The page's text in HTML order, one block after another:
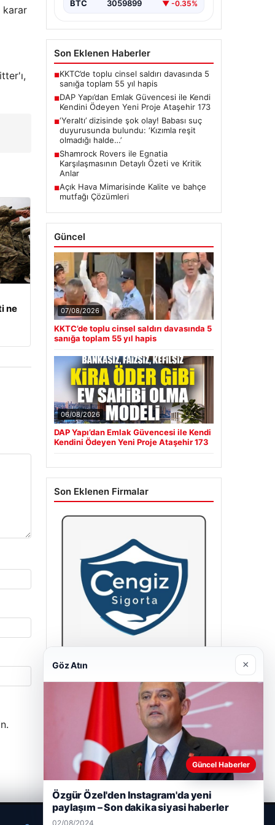
karar
ne
BTC 3059899 ▼ -0.35%
Son Eklenen Haberler
■KKTC’de toplu cinsel saldırı davasında 5
sanığa toplam 55 yıl hapis
■DAP Yapı’dan Emlak Güvencesi ile Kendi
Kendini Ödeyen Yeni Proje Ataşehir 173
■‘Yeraltı’ dizisinde şok olay! Babası suç
duyurusunda bulundu: ‘Kızımla reşit
olmadığı halde…’
■Shamrock Rovers ile Egnatia
Karşılaşmasının Detaylı Özeti ve Kritik
Anlar
■Açık Hava Mimarisinde Kalite ve bahçe
mutfağı Çözümleri
Güncel
07/08/2026
KKTC’de toplu cinsel saldırı davasında 5
sanığa toplam 55 yıl hapis
06/08/2026
DAP Yapı’dan Emlak Güvencesi ile Kendi
Kendini Ödeyen Yeni Proje Ataşehir 173
Son Eklenen Firmalar
Hastaş Beton
26/05/2026
Göz Atın ×
Güncel Haberler
Özgür Özel'den Instagram'da yeni
paylaşım – Son dakika siyasi haberler
02/08/2024